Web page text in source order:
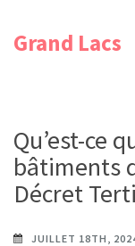
Grand Lacs
Qu’est-ce
bâtiments
Décret
JUILLET 18TH,